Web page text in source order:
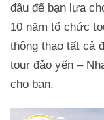
đầu để bạn lựa
10 năm tổ chức
thông thạo tất cả
tour đảo yến –
cho bạn.